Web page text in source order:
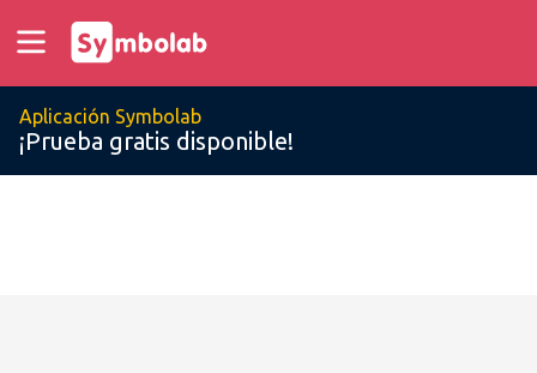
Aplicación Symbolab
¡Prueba gratis disponible!